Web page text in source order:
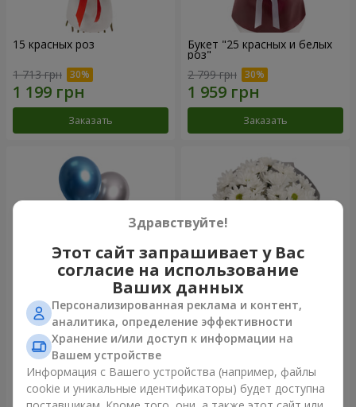
15 красных роз
1 713 грн
Заказать
Букет "25 красных и белых
роз"
2 799 грн
Заказать
Фонтан шаров "Шарм"
Заказать
Букет "Киото" из 5 белых
хризантем
Заказать
Здравствуйте!
Этот сайт запрашивает у Вас
согласие на использование
Ваших данных
Персонализированная реклама и контент,
аналитика, определение эффективности
Хранение и/или доступ к информации на
Вашем устройстве
Информация с Вашего устройства (например, файлы
cookie и уникальные идентификаторы) будет доступна